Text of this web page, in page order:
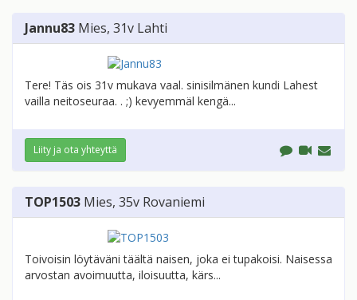
Jannu83 Mies, 31v Lahti
Tere! Täs ois 31v mukava vaal. sinisilmänen kundi Lahest
vailla neitoseuraa. . ;) kevyemmäl kengä...
Liity ja ota yhteyttä
TOP1503 Mies, 35v Rovaniemi
Toivoisin löytäväni täältä naisen, joka ei tupakoisi. Naisessa
arvostan avoimuutta, iloisuutta, kärs...